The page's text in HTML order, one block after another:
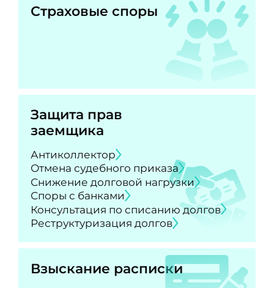
Страховые споры
Защита прав
заемщика
Антиколлектор
Отмена судебного приказа
Снижение долговой нагрузки
Споры с банками
Консультация по списанию долгов
Реструктуризация долгов
Взыскание расписки